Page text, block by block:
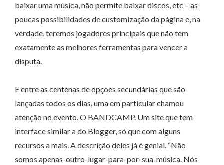
baixar uma música, não permite baixar discos, etc – as
poucas possibilidades de customização da página e, na
verdade, teremos jogadores principais que não tem
exatamente as melhores ferramentas para vencer a
disputa.
E entre as centenas de opções secundárias que são
lançadas todos os dias, uma em particular chamou
atenção no evento. O BANDCAMP. Um site que tem
interface similar a do Blogger, só que com alguns
recursos a mais. A descrição deles já é genial. “Não
somos apenas-outro-lugar-para-por-sua-música. Nós